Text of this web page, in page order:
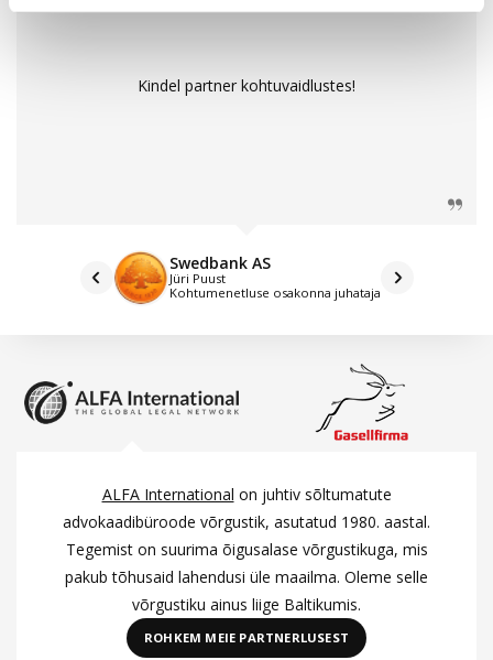
Kindel partner kohtuvaidlustes!
Swedbank AS
Jüri Puust
Kohtumenetluse osakonna juhataja
ALFA International on juhtiv sõltumatute
advokaadibüroode võrgustik, asutatud 1980. aastal.
Tegemist on suurima õigusalase võrgustikuga, mis
pakub tõhusaid lahendusi üle maailma. Oleme selle
võrgustiku ainus liige Baltikumis.
ROHKEM MEIE PARTNERLUSEST